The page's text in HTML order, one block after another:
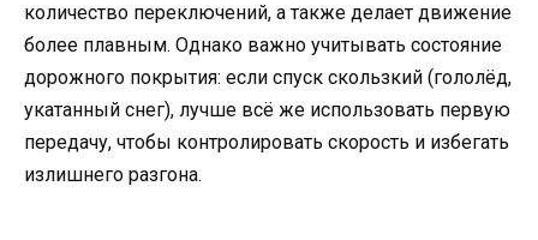
количество переключений, а также делает движение
более плавным. Однако важно учитывать состояние
дорожного покрытия: если спуск скользкий (гололёд,
укатанный снег), лучше всё же использовать первую
передачу, чтобы контролировать скорость и избегать
излишнего разгона.